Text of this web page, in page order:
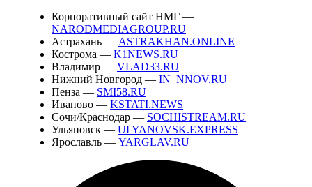
Корпоративный сайт НМГ —
NARODMEDIAGROUP.RU
Астрахань — ASTRAKHAN.ONLINE
Кострома — K1NEWS.RU
Владимир — VLAD33.RU
Нижний Новгород — IN_NNOV.RU
Пенза — SMI58.RU
Иваново — KSTATI.NEWS
Сочи/Краснодар — SOCHISTREAM.RU
Ульяновск — ULYANOVSK.EXPRESS
Ярославль — YARGLAV.RU